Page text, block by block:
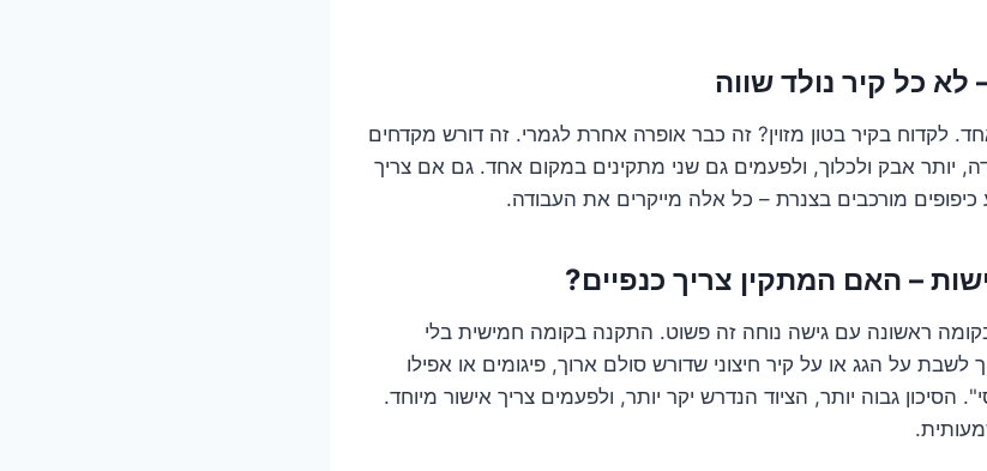
לקדוח בקיר בטון מזוין? זה כבר אופרה אחרת לגמרי. זה דורש מקדחים
יותר אבק ולכלוך, ולפעמים גם שני מתקינים במקום אחד. גם אם צריך
מורכבים בצנרת – כל אלה מייקרים את העבודה.
ראשונה עם גישה נוחה זה פשוט. התקנה בקומה חמישית בלי
על הגג או על קיר חיצוני שדורש סולם ארוך, פיגומים או אפילו
הסיכון גבוה יותר, הציוד הנדרש יקר יותר, ולפעמים צריך אישור מיוחד.